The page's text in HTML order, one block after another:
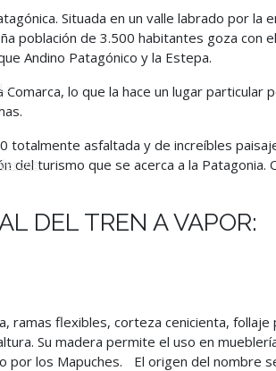
-
Situada en un valle labrado por la
población de 3.500 habitantes goza con
Andino Patagónico y la Estepa.
lo que la hace un lugar particular
totalmente asfaltada y de increíbles
del turismo que se acerca a la Patagonia.
DEL TREN A VAPOR:
ramas flexibles, corteza cenicienta,
Su madera permite el uso en
por los Mapuches. El origen del nombre